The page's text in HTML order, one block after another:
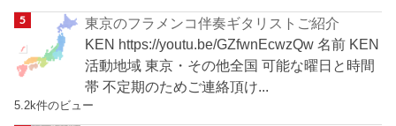
東京のフラメンコ伴奏ギタリストご紹介
KEN https://youtu.be/GZfwnEcwzQw 名前 KEN
活動地域 東京・その他全国 可能な曜日と時間
帯 不定期のためご連絡頂け...
5.2k件のビュー